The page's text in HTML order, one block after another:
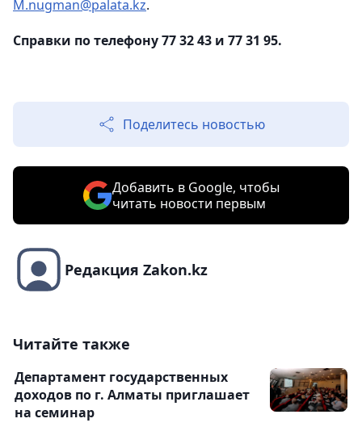
M.nugman@palata.kz.
Справки по телефону 77 32 43 и 77 31 95.
Поделитесь новостью
Добавить в Google, чтобы
читать новости первым
Редакция Zakon.kz
Читайте также
Департамент государственных
доходов по г. Алматы приглашает
на семинар